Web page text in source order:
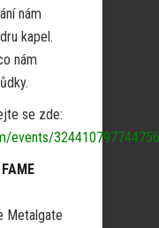
nám
kapel.
nám
se zde:
events/324410797744756
Metalgate